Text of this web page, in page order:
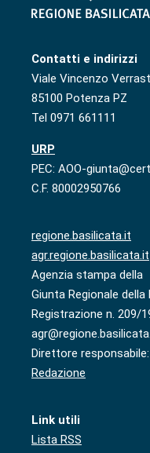
Contatti e indirizzi
Viale Vincenzo
85100 Potenza PZ
Tel 0971 661111
URP
PEC: AOO-
C.F. 80002950766
regione.basilicata.it
agr.regione.basilicata.it
Agenzia stampa della
Giunta Regionale
Registrazione n. 209/
Direttore responsabile:
Redazione
Link utili
Lista RSS